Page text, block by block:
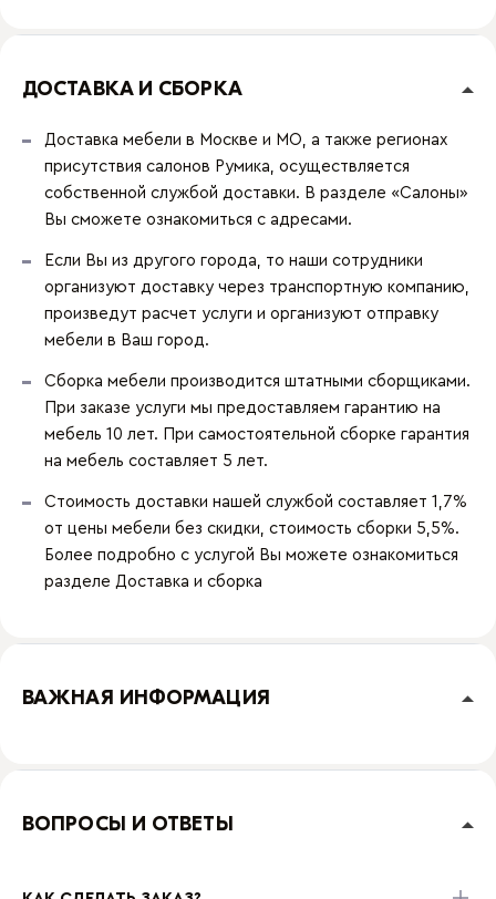
ДОСТАВКА И СБОРКА
Доставка мебели в Москве и МО, а также регионах
присутствия салонов Румика, осуществляется
собственной службой доставки. В разделе «Салоны»
Вы сможете ознакомиться с адресами.
Если Вы из другого города, то наши сотрудники
организуют доставку через транспортную компанию,
произведут расчет услуги и организуют отправку
мебели в Ваш город.
Сборка мебели производится штатными сборщиками.
При заказе услуги мы предоставляем гарантию на
мебель 10 лет. При самостоятельной сборке гарантия
на мебель составляет 5 лет.
Стоимость доставки нашей службой составляет 1,7%
от цены мебели без скидки, стоимость сборки 5,5%.
Более подробно с услугой Вы можете ознакомиться
разделе Доставка и сборка
ВАЖНАЯ ИНФОРМАЦИЯ
ВОПРОСЫ И ОТВЕТЫ